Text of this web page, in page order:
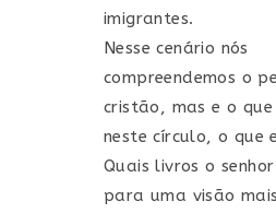
imigrantes.
Nesse cenário nós
compreendemos o
cristão, mas e o
neste círculo, o que
Quais livros o
para uma visão